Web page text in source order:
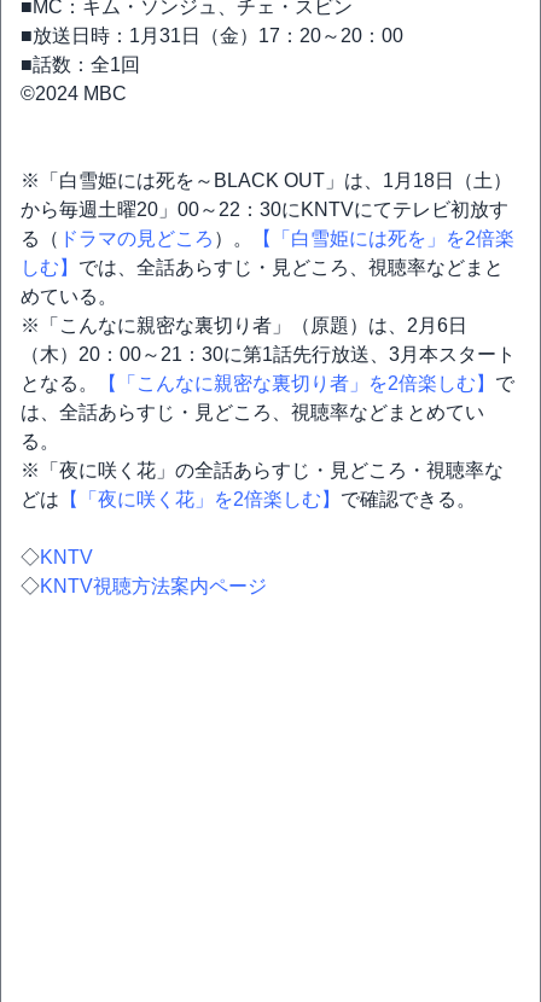
■MC：キム・ソンジュ、チェ・スビン
■放送日時：1月31日（金）17：20～20：00
■話数：全1回
©2024 MBC
※「白雪姫には死を～BLACK OUT」は、1月18日（土）
から毎週土曜20」00～22：30にKNTVにてテレビ初放す
る（ ドラマの見どころ ）。
【「白雪姫には死を」を2倍楽
しむ】 では、全話あらすじ・見どころ、視聴率などまと
めている。
※「こんなに親密な裏切り者」（原題）は、2月6日
（木）20：00～21：30に第1話先行放送、3月本スタート
となる。
【「こんなに親密な裏切り者」を2倍楽しむ】 で
は、全話あらすじ・見どころ、視聴率などまとめてい
る。
※「夜に咲く花」の全話あらすじ・見どころ・視聴率な
どは 【「夜に咲く花」を2倍楽しむ】 で確認できる。
◇KNTV
◇KNTV視聴方法案内ページ